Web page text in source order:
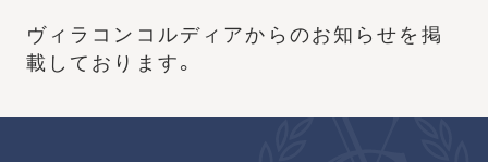
ヴィラコンコルディアからのお知らせを 掲
載しております。